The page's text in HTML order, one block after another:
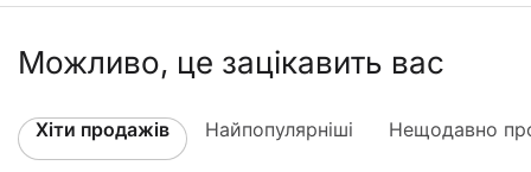
Можливо, це зацікавить вас
Хіти продажів Найпопулярніші Нещодавно